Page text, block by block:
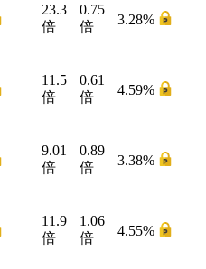
23.3
倍
0.75
倍
3.28%
11.5
倍
0.61
倍
4.59%
9.01
倍
0.89
倍
3.38%
11.9
倍
1.06
倍
4.55%